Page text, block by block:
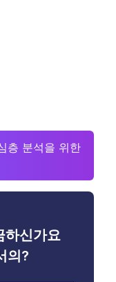
층 분석을 위한
하신가요
의?